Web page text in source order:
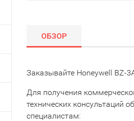
ОБЗОР
Заказывайте Honeywell BZ-
Для получения
технических консультаций
специалистам: